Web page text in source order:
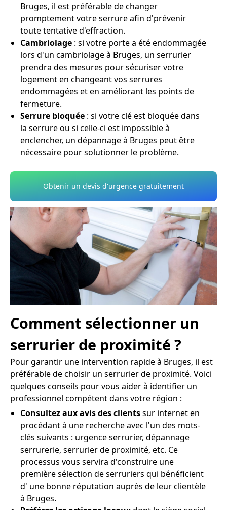
Bruges, il est préférable de changer
promptement votre serrure afin d'prévenir
toute tentative d'effraction.
Cambriolage : si votre porte a été endommagée
lors d'un cambriolage à Bruges, un serrurier
prendra des mesures pour sécuriser votre
logement en changeant vos serrures
endommagées et en améliorant les points de
fermeture.
Serrure bloquée : si votre clé est bloquée dans
la serrure ou si celle-ci est impossible à
enclencher, un dépannage à Bruges peut être
nécessaire pour solutionner le problème.
Obtenir un devis d'urgence gratuitement
Comment sélectionner un
serrurier de proximité ?
Pour garantir une intervention rapide à Bruges, il est
préférable de choisir un serrurier de proximité. Voici
quelques conseils pour vous aider à identifier un
professionnel compétent dans votre région :
Consultez aux avis des clientssur internet en
procédant à une recherche avec l'un des mots-
clés suivants : urgence serrurier, dépannage
serrurerie, serrurier de proximité, etc. Ce
processus vous servira d'construire une
première sélection de serruriers qui bénéficient
d' une bonne réputation auprès de leur clientèle
à Bruges.